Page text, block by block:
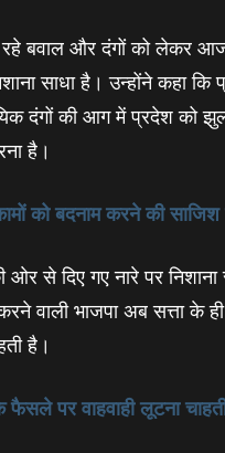
बवाल और दंगों को लेकर आज
साधा है। उन्‍होंने कहा
दंगों की आग में प्रदेश को
है।
को बदनाम करने की
ओर से दिए गए नारे पर
वाली भाजपा अब सत्ता के
है।
पर वाहवाही लूटना